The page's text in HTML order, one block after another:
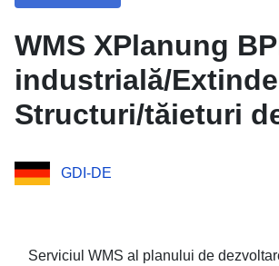
WMS XPlanung
industrială/
Structuri/tăieturi
GDI-DE
Serviciul WMS al planului de